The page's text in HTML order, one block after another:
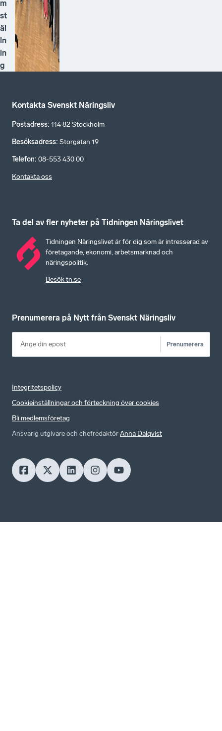
m
st
äl
ln
in
g
Kontakta Svenskt Näringsliv
Postadress: 114 82 Stockholm
Besöksadress: Storgatan 19
Telefon: 08-553 430 00
Kontakta oss
Ta del av fler nyheter på Tidningen Näringslivet
Tidningen Näringslivet är för dig som är intresserad av
företagande, ekonomi, arbetsmarknad och
näringspolitik.
Besök tn.se
Prenumerera på Nytt från Svenskt Näringsliv
Prenumerera
Integritetspolicy
Cookieinställningar och förteckning över cookies
Bli medlemsföretag
Ansvarig utgivare och chefredaktörAnna Dalqvist